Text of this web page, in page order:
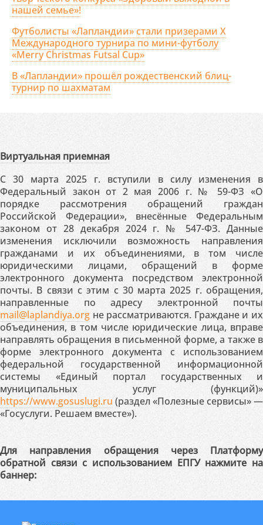
нашей семье»!
Футболисты «Лапландии» стали призерами X
Международного турнира по мини-футболу
«Merry Christmas Futsal Cup»
В «Лапландии» прошёл рождественский блиц-
турнир по шахматам
Виртуальная приемная
С 30 марта 2025 г. вступили в силу изменения в
Федеральный закон от 2 мая 2006 г. № 59-ФЗ «О
порядке рассмотрения обращений граждан
Российской Федерации», внесённые Федеральным
законом от 28 декабря 2024 г. № 547-ФЗ. Данные
изменения исключили возможность направления
гражданами и их объединениями, в том числе
юридическими лицами, обращений в форме
электронного документа посредством электронной
почты. В связи с этим с 30 марта 2025 г. обращения,
направленные по адресу электронной почты
mail@laplandiya.org не рассматриваются. Граждане и их
объединения, в том числе юридические лица, вправе
направлять обращения в письменной форме, а также в
форме электронного документа с использованием
федеральной государственной информационной
системы «Единый портал государственных и
муниципальных услуг (функций)»
https://www.gosuslugi.ru (раздел «Полезные сервисы» —
«Госуслуги. Решаем вместе»).
Для направления обращения через Платформу
обратной связи с использованием ЕПГУ нажмите на
баннер: